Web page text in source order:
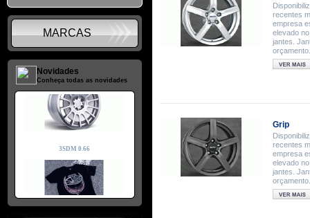
MARCAS
Novidades
Conheça todas as novidades
recentes
empresa
elevado
jantes.
orçamento.
Grip
recentes
empresa
elevado
jantes.
orçamento.